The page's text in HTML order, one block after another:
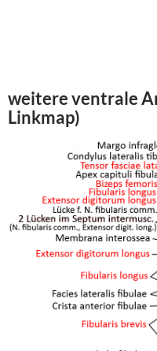
weitere ventrale
Linkmap)